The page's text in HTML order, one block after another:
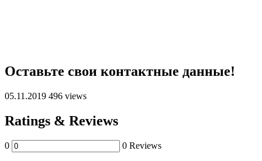
Оставьте свои контактные данные!
05.11.2019 496 views
Ratings & Reviews
0 0 Reviews